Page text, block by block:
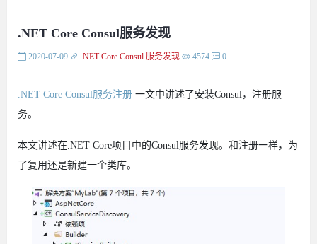
.NET Core Consul服务发现
2020-07-09 .NET Core Consul 服务发现 4574 0
.NET Core Consul服务注册 一文中讲述了安装Consul，注册服
务。
本文讲述在.NET Core项目中的Consul服务发现。和注册一样，为
了复用还是新建一个类库。